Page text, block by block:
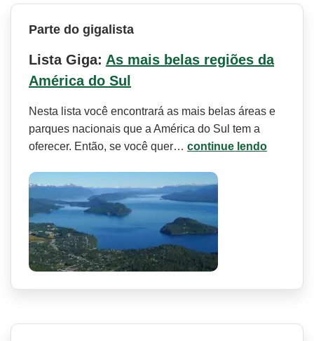
Parte do gigalista
Lista Giga: As mais belas regiões da
América do Sul
Nesta lista você encontrará as mais belas áreas e
parques nacionais que a América do Sul tem a
oferecer. Então, se você quer… continue lendo